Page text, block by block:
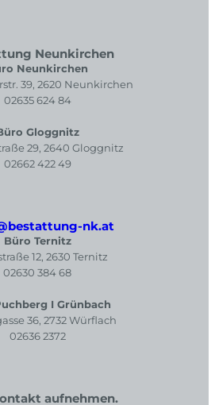
Neunkirchen
Neunkirchen
39, 2620 Neunkirchen
02635 624 84
Gloggnitz
29, 2640 Gloggnitz
02662 422 49
nk.at
Büro Ternitz
12, 2630 Ternitz
02630 384 68
I Grünbach
36, 2732 Würflach
02636 2372
aufnehmen.